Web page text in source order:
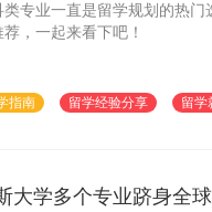
类专业一直是留学规划的热
荐，一起来看下吧！
指南 留学经验分享 留学
大学多个专业跻身全